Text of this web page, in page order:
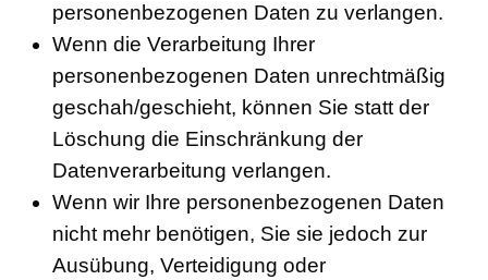
personenbezogenen Daten zu verlangen.
Wenn die Verarbeitung Ihrer
personenbezogenen Daten unrechtmäßig
geschah/geschieht, können Sie statt der
Löschung die Einschränkung der
Datenverarbeitung verlangen.
Wenn wir Ihre personenbezogenen Daten
nicht mehr benötigen, Sie sie jedoch zur
Ausübung, Verteidigung oder